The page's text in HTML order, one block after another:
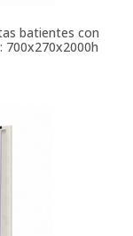
batientes con
700x270x2000h